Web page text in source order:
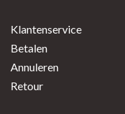
Klantenservice
Betalen
Annuleren
Retour